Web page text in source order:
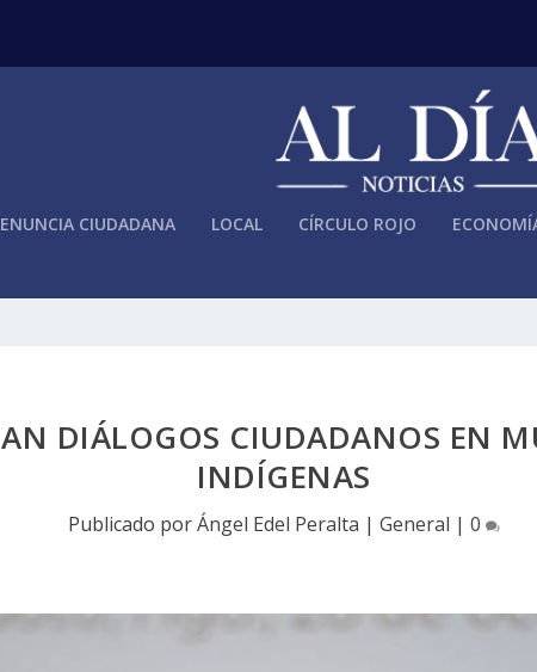
CIUDADANA LOCAL CÍRCULO ROJO
DIÁLOGOS CIUDADANOS EN
INDÍGENAS
Publicado porÁngel Edel Peralta | General | 0